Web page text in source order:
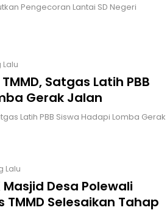
Pengecoran Lantai SD Negeri
Lalu
Satgas Latih PBB
Gerak Jalan
Latih PBB Siswa Hadapi Lomba Gerak
Lalu
Desa Polewali
Selesaikan Tahap